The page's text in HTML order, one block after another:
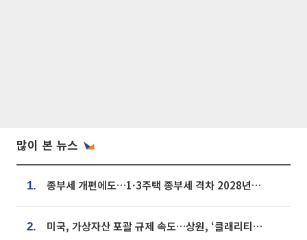
많이 본 뉴스
1. 종부세 개편에도…1·3주택 종부세 격차 2028년부터 확대
2. 미국, 가상자산 포괄 규제 속도…상원, ‘클래리티법’ 9월 절차투표 추진